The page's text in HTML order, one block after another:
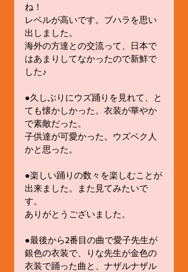
ね！
レベルが高いです。ブハラを思い
出しました。
海外の方達との交流って、日本で
はあまりしてなかったので新鮮で
した♪
●久しぶりにウズ踊りを見れて、と
ても懐かしかった。衣装が華やか
で素敵だった。
子供達が可愛かった。ウズベク人
かと思った。
●楽しい踊りの数々を楽しむことが
出来ました。また見てみたいで
す。
ありがとうございました。
●最後から2番目の曲で愛子先生が
銀色の衣装で、りな先生が金色の
衣装で踊った曲と、ナザルナザル